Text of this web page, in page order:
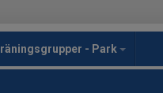
- Park